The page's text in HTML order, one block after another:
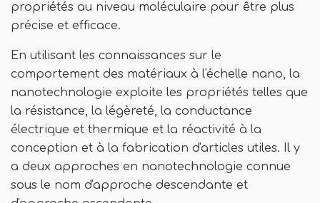
propriétés au niveau moléculaire pour être plus
précise et efficace.
En utilisant les connaissances sur le
comportement des matériaux à l'échelle nano, la
nanotechnologie exploite les propriétés telles que
la résistance, la légèreté, la conductance
électrique et thermique et la réactivité à la
conception et à la fabrication d'articles utiles. Il y
a deux approches en nanotechnologie connue
sous le nom d'approche descendante et